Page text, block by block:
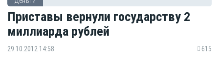
Приставы вернули государству 2
миллиарда рублей
29.10.2012 14:58 615